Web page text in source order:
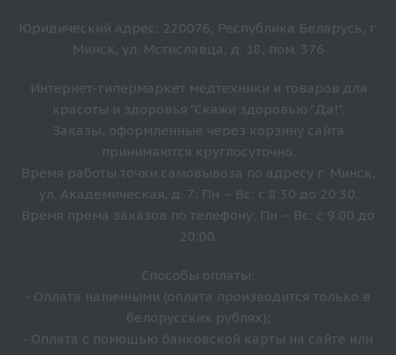
Юридический адрес: 220076, Республика Беларусь, г.
Минск, ул. Мстиславца, д. 18, пом. 376
Интернет-гипермаркет медтехники и товаров для
красоты и здоровья "Скажи здоровью "Да!".
Заказы, оформленные через корзину сайта
принимаются круглосуточно.
Время работы точки самовывоза по адресу г. Минск,
ул. Академическая, д. 7: Пн – Вс: с 8:30 до 20:30.
Время прёма заказов по телефону: Пн – Вс: с 9:00 до
20:00.
Способы оплаты:
- Оплата наличными (оплата производится только в
белорусских рублях);
- Оплата с помощью банковской карты на сайте или